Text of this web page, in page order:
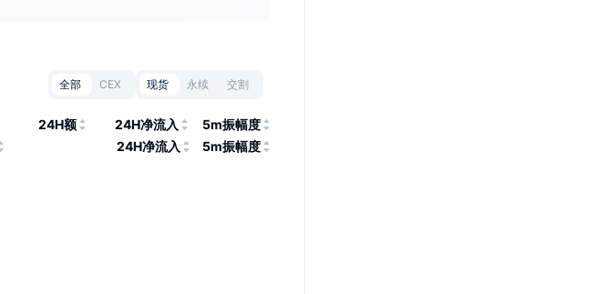
全部 CEX 现货 永续 交割
24H额 24H净流入
5m振幅度
24H净流入 5m振幅度